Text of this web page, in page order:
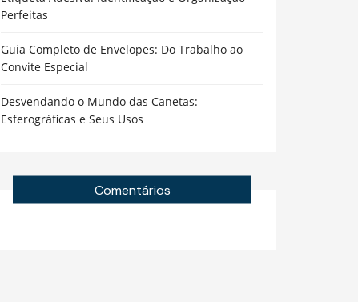
Perfeitas
Guia Completo de Envelopes: Do Trabalho ao
Convite Especial
Desvendando o Mundo das Canetas:
Esferográficas e Seus Usos
Comentários